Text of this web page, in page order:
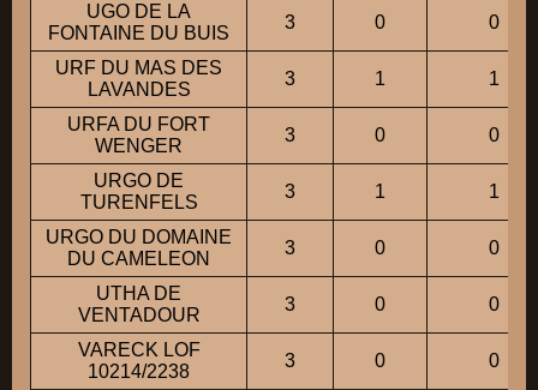
UGO DE LA
FONTAINE DU BUIS
3 0 0
URF DU MAS DES
LAVANDES
3 1 1
URFA DU FORT
WENGER
3 0 0
URGO DE
TURENFELS
3 1 1
URGO DU DOMAINE
DU CAMELEON
3 0 0
UTHA DE
VENTADOUR
3 0 0
VARECK LOF
10214/2238
3 0 0